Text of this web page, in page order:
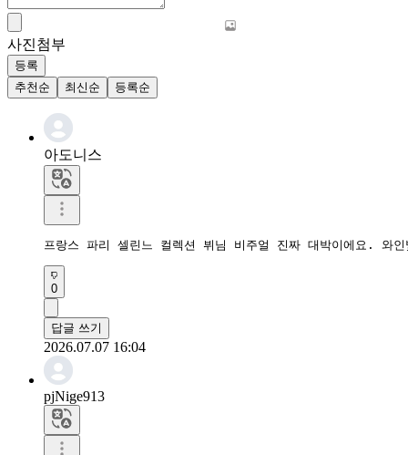
사진첨부
등록
추천순
최신순 등록순
아도니스
프랑스 파리 셀린느 컬렉션 뷔님 비주얼 진짜 대박이에요. 와
0
답글 쓰기
2026.07.07 16:04
pjNige913